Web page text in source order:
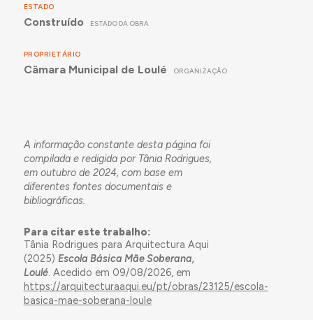
ESTADO
Construído ESTADO DA OBRA
PROPRIETÁRIO
Câmara Municipal de Loulé ORGANIZAÇÃO
A informação constante desta página foi
compilada e redigida por Tânia Rodrigues,
em outubro de 2024, com base em
diferentes fontes documentais e
bibliográficas.
Para citar este trabalho:
Tânia Rodrigues para Arquitectura Aqui
(2025) Escola Básica Mãe Soberana,
Loulé. Acedido em 09/08/2026, em
https://arquitecturaaqui.eu/pt/obras/23125/escola-
basica-mae-soberana-loule